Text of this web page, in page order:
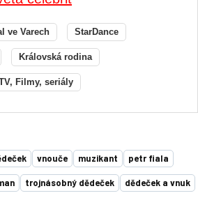
ve Varech StarDance
Královská rodina
Filmy, seriály
vnouče muzikant petr fiala
trojnásobný dědeček dědeček a vnuk